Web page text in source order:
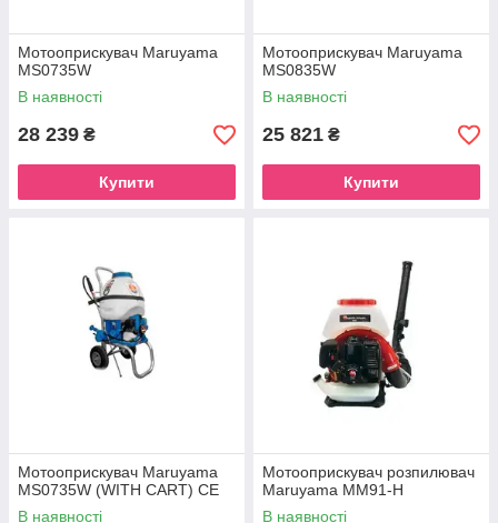
Мотооприскувач Maruyama
MS0735W
В наявності
28 239 ₴
Купити
Мотооприскувач Maruyama
MS0835W
В наявності
25 821 ₴
Купити
Мотооприскувач Maruyama
MS0735W (WITH CART) CE
В наявності
Мотооприскувач розпилювач
Maruyama MM91-H
В наявності